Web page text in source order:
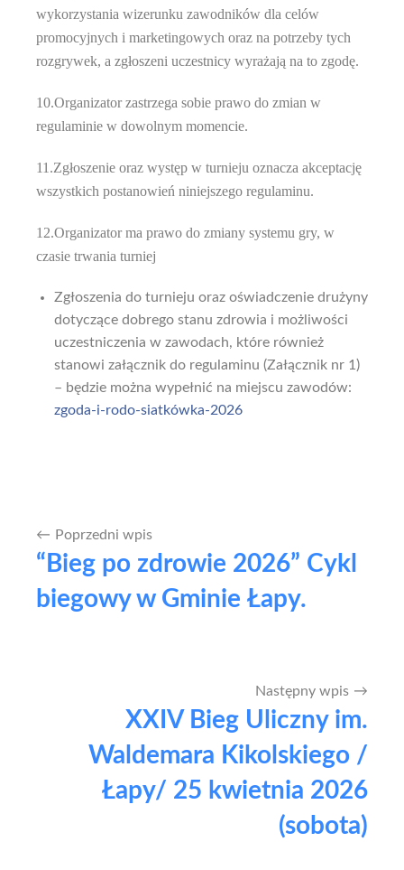
wykorzystania wizerunku zawodników dla celów
promocyjnych i marketingowych oraz na potrzeby tych
rozgrywek, a zgłoszeni uczestnicy wyrażają na to zgodę.
10.Organizator zastrzega sobie prawo do zmian w
regulaminie w dowolnym momencie.
11.Zgłoszenie oraz występ w turnieju oznacza akceptację
wszystkich postanowień niniejszego regulaminu.
12.Organizator ma prawo do zmiany systemu gry, w
czasie trwania turniej
Zgłoszenia do turnieju oraz oświadczenie drużyny
dotyczące dobrego stanu zdrowia i możliwości
uczestniczenia w zawodach, które również
stanowi załącznik do regulaminu (Załącznik nr 1)
– będzie można wypełnić na miejscu zawodów:
zgoda-i-rodo-siatkówka-2026
Nawigacja
wpisu
Poprzedni wpis
“Bieg po zdrowie 2026” Cykl
biegowy w Gminie Łapy.
Następny wpis
XXIV Bieg Uliczny im.
Waldemara Kikolskiego /
Łapy/ 25 kwietnia 2026
(sobota)